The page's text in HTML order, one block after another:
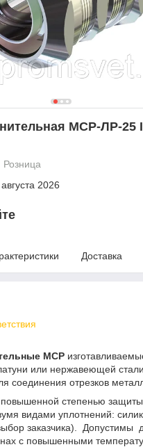
МСР-ЛР-25
Розница
2026
Доставка
МСР
или нержавеющей стали,
соединения отрезков
степенью
видами уплотнений:
заказчика). Допустимы
с повышенными